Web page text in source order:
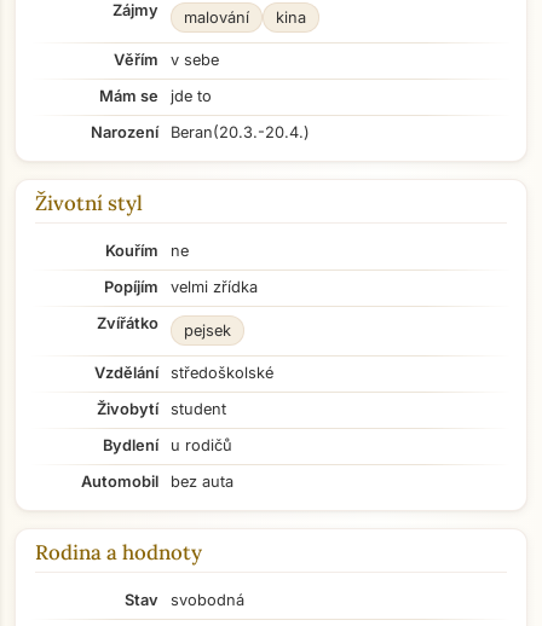
Zájmy malování kina
Věřím
v sebe
Mám se
jde to
Narození
Beran(20.3.-20.4.)
Životní styl
Kouřím
ne
Popíjím
velmi zřídka
Zvířátko
pejsek
Vzdělání
středoškolské
Živobytí
student
Bydlení
u rodičů
Automobil
bez auta
Rodina a hodnoty
Stav
svobodná